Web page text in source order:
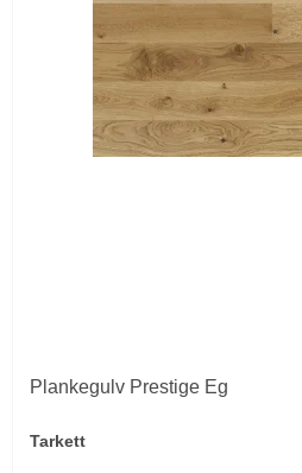
Plankegulv Prestige Eg
Tarkett